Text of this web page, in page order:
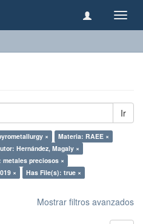
Ir
×
Materia: RAEE ×
Hernández, Magaly ×
metales preciosos ×
×
Has File(s): true ×
Mostrar filtros avanzados